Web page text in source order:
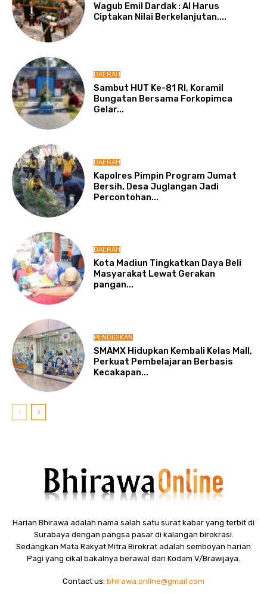
Wagub Emil Dardak : AI Harus
Ciptakan Nilai Berkelanjutan,...
DAERAH
Sambut HUT Ke-81 RI, Koramil
Bungatan Bersama Forkopimca
Gelar...
DAERAH
Kapolres Pimpin Program Jumat
Bersih, Desa Juglangan Jadi
Percontohan...
DAERAH
Kota Madiun Tingkatkan Daya Beli
Masyarakat Lewat Gerakan
pangan...
PENDIDIKAN
SMAMX Hidupkan Kembali Kelas Mall,
Perkuat Pembelajaran Berbasis
Kecakapan...
Harian Bhirawa adalah nama salah satu surat kabar yang terbit di
Surabaya dengan pangsa pasar di kalangan birokrasi.
Sedangkan Mata Rakyat Mitra Birokrat adalah semboyan harian
Pagi yang cikal bakalnya berawal dari Kodam V/Brawijaya.
Contact us: bhirawa.online@gmail.com